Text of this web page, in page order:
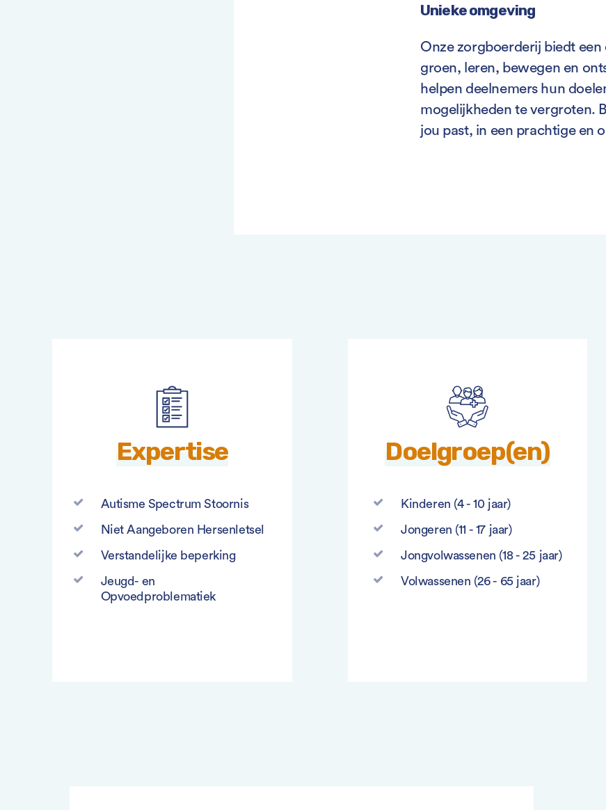
Unieke omgeving
Onze zorgboerderij biedt
groen, leren, bewegen en
helpen deelnemers hun
mogelijkheden te vergroten.
jou past, in een prachtige en
Expertise
Autisme Spectrum Stoornis
Niet Aangeboren Hersenletsel
Verstandelijke beperking
Jeugd- en
Opvoedproblematiek
Doelgroep(en)
Kinderen (4 - 10 jaar)
Jongeren (11 - 17 jaar)
Jongvolwassenen (18 - 25 jaar)
Volwassenen (26 - 65 jaar)